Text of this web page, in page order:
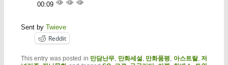
00:09
Sent by Twieve
Reddit
This entry was posted in 만담난무 만화세설 만화품평 아스트랄,저